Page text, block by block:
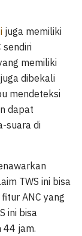
juga memiliki
sendiri
memiliki
dibekali
mendeteksi
dapat
suara di
TWS ini bisa
ANC yang
ini bisa
44 jam.